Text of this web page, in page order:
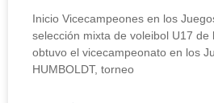
Inicio Vicecampeones en los
selección mixta de voleibol U17 de
obtuvo el vicecampeonato en los
HUMBOLDT, torneo